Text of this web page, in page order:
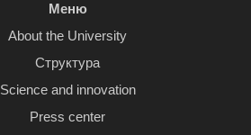
Меню
About the University
Структура
Science and innovation
Press center